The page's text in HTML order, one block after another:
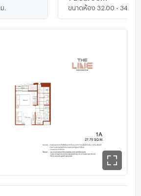
Gaysorn Village : 1.3 กม.- อัมรินทร์
ชิดลม : 1.8 กม.- Central
จุฬาลงกรณ์มหาวิทยาลัย : 1.3 กม.-
. ขนาดห้อง 32.00 - 34.75